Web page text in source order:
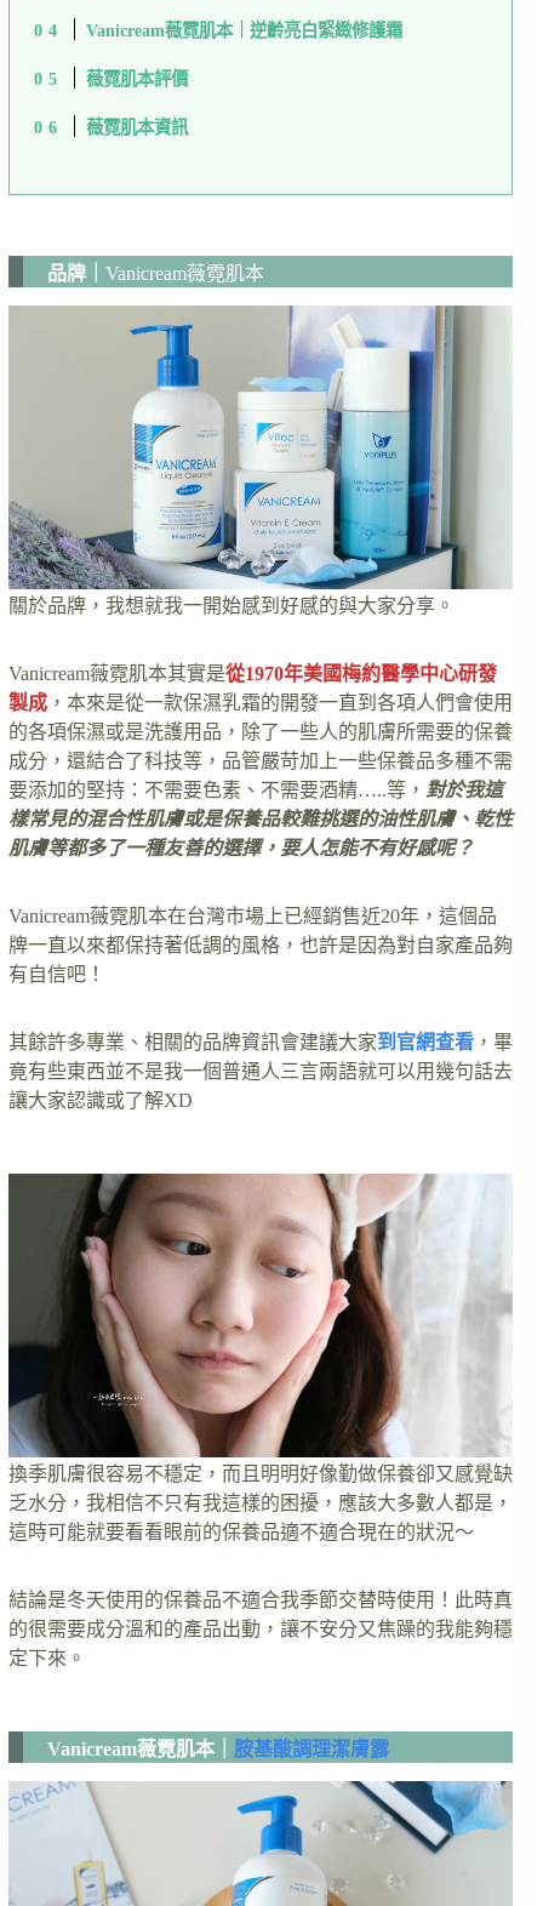
Vanicream薇霓肌本｜逆齡亮白緊緻修護霜
薇霓肌本評價
薇霓肌本資訊
品牌｜ Vanicream薇霓肌本
關於品牌，我想就我一開始感到好感的與大家分享。
Vanicream薇霓肌本其實是從1970年美國梅約醫學中心研發
製成 ，本來是從一款保濕乳霜的開發一直到各項人們會使用
的各項保濕或是洗護用品，除了一些人的肌膚所需要的保養
成分，還結合了科技等，品管嚴苛加上一些保養品多種不需
要添加的堅持：不需要色素、不需要酒精…..等， 對於我這
樣常見的混合性肌膚或是保養品較難挑選的油性肌膚、乾性
肌膚等都多了一種友善的選擇，要人怎能不有好感呢？
Vanicream薇霓肌本在台灣市場上已經銷售近20年，這個品
牌一直以來都保持著低調的風格，也許是因為對自家產品夠
有自信吧！
其餘許多專業、相關的品牌資訊會建議大家到官網查看 ，畢
竟有些東西並不是我一個普通人三言兩語就可以用幾句話去
讓大家認識或了解XD
換季肌膚很容易不穩定，而且明明好像勤做保養卻又感覺缺
乏水分，我相信不只有我這樣的困擾，應該大多數人都是，
這時可能就要看看眼前的保養品適不適合現在的狀況～
結論是冬天使用的保養品不適合我季節交替時使用！此時真
的很需要成分溫和的產品出動，讓不安分又焦躁的我能夠穩
定下來。
Vanicream薇霓肌本｜ 胺基酸調理潔膚露